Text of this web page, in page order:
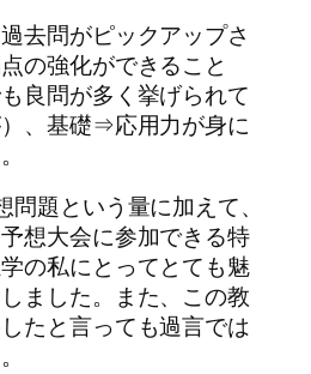
去問がピックアップさ
の強化ができること
良問が多く挙げられて
、基礎⇒応用力が身に
題という量に加えて、
想大会に参加できる特
の私にとってとても魅
ました。また、この教
たと言っても過言では